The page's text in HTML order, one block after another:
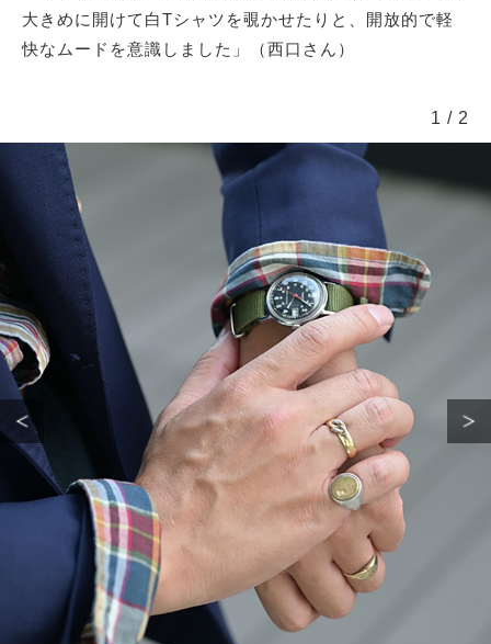
大きめに開けて白Tシャツを覗かせたりと、開放的で軽
快なムードを意識しました」（西口さん）
1 / 2